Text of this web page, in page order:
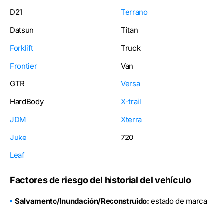
D21
Datsun
Forklift
Frontier
GTR
HardBody
JDM
Juke
Leaf
Terrano
Titan
Truck
Van
Versa
X-trail
Xterra
720
Factores de riesgo del historial del vehículo
Salvamento/Inundación/Reconstruido: estado de marca